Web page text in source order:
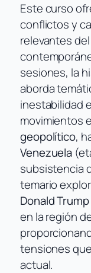
Este curso
conflictos y
relevantes
sesiones, la
aborda
inestabilidad
movimientos
geopolítico,
Venezuela
subsistencia
temario
Donald Trump
en la región
tensiones
actual.